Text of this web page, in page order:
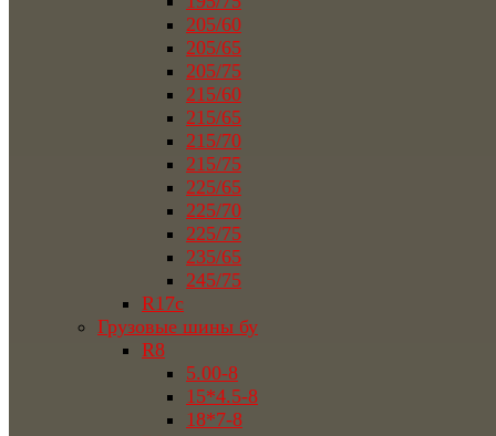
205/60
205/65
205/75
215/60
215/65
215/70
215/75
225/65
225/70
225/75
235/65
245/75
R17c
Грузовые шины бу
R8
5.00-8
15*4.5-8
18*7-8